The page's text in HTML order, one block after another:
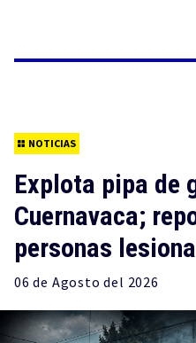
NOTICIAS
Explota pipa de
Cuernavaca;
personas
06 de Agosto del 2026